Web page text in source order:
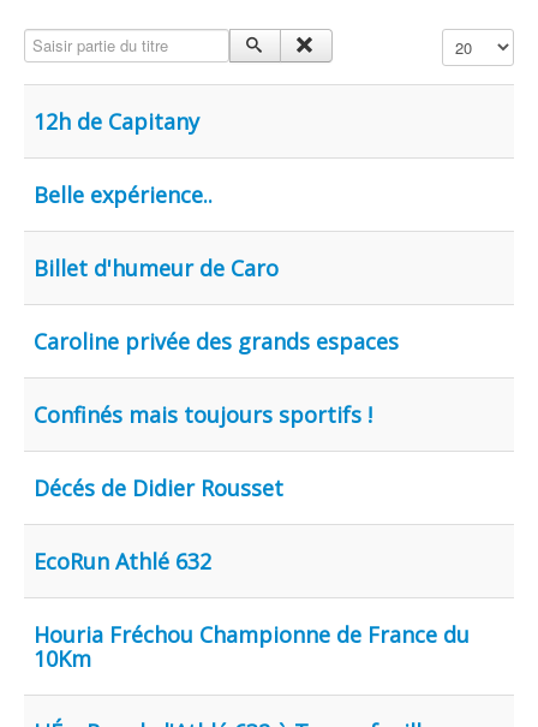
Vous êtes ici : Accueil Routards
Saisir partie du titre Affichage #
12h de Capitany
Belle expérience..
Billet d'humeur de Caro
Caroline privée des grands espaces
Confinés mais toujours sportifs !
Décés de Didier Rousset
EcoRun Athlé 632
Houria Fréchou Championne de France du
10Km